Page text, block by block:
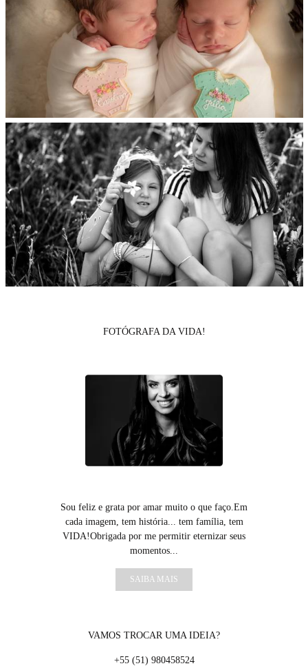
FOTÓGRAFA DA VIDA!
Sou feliz e grata por amar muito o que faço.Em
cada imagem, tem história... tem família, tem
VIDA!Obrigada por me permitir eternizar seus
momentos...
SAIBA MAIS
VAMOS TROCAR UMA IDEIA?
+55 (51) 980458524